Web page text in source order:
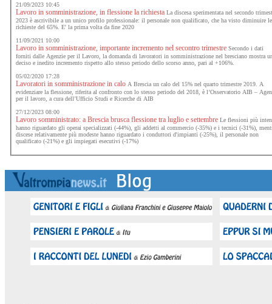
21/09/2023 10:45
Lavoro in somministrazione, in flessione la richiesta La discesa sperimentata nel secondo
2023 è ascrivibile a un unico profilo professionale: il personale non qualificato, che ha visto diminuire le
richieste del 65%. E' la prima volta da fine 2020
11/09/2021 10:00
Lavoro in somministrazione, importante incremento nel secontro trimestre Secondo i dati
forniti dalle Agenzie per il Lavoro, la domanda di lavoratori in somministrazione nel bresciano mostra
deciso e inedito incremento rispetto allo stesso periodo dello scorso anno, pari al +106%.
05/02/2020 17:28
Lavoratori in somministrazione in calo A Brescia un calo del 15% nel quarto trimestre 2019. A
evidenziare la flessione, riferita al confronto con lo stesso periodo del 2018, è l’Osservatorio AIB –
per il lavoro, a cura dell’Ufficio Studi e Ricerche di AIB
27/12/2023 08:00
Lavoro somministrato: a Brescia brusca flessione tra luglio e settembre Le flessioni più
hanno riguardato gli operai specializzati (-44%), gli addetti al commercio (-35%) e i tecnici (-31%),
discese relativamente più modeste hanno riguardato i conduttori d'impianti (-25%), il personale non
qualificato (-21%) e gli impiegati esecutivi (-17%)